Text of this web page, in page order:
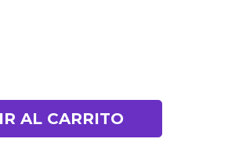
AL CARRITO